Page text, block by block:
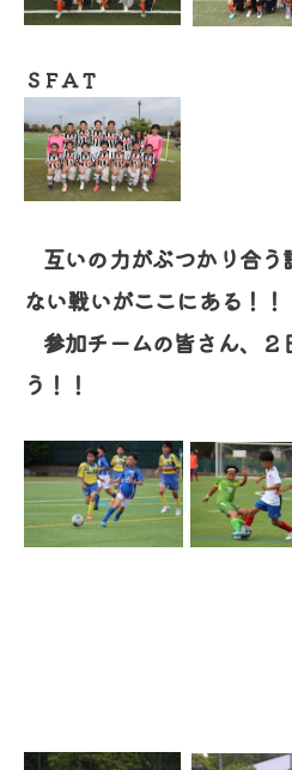
ＳＦＡＴ
互いの力がぶつかり合
ない戦いがここにある！！
参加チームの皆さん、
う！！